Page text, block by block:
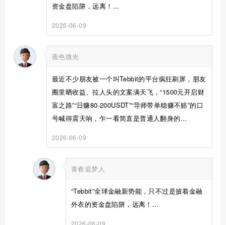
资金盘陷阱，远离！...
2026-06-09
夜色微光
最近不少朋友被一个叫Tebbit的平台疯狂刷屏，朋友
圈里晒收益、拉人头的文案满天飞，“1500元开启财
富之路”“日赚80-200USDT”“导师带单稳赚不赔”的口
号喊得震天响，乍一看简直是普通人翻身的...
2026-06-09
青春追梦人
“Tebbit”全球金融新势能，只不过是披着金融
外衣的资金盘陷阱，远离！...
2026-06-09